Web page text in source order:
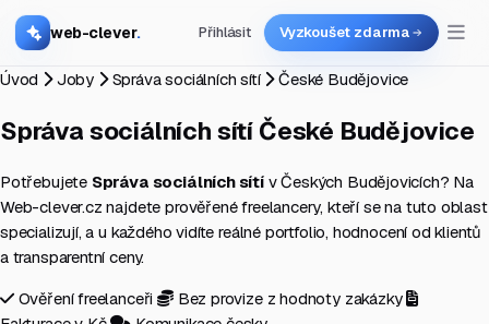
web-clever. Přihlásit Vyzkoušet zdarma
Úvod Joby Správa sociálních sítí České Budějovice
Správa sociálních sítí České Budějovice
Potřebujete Správa sociálních sítív Českých Budějovicích? Na
Web-clever.cz najdete prověřené freelancery, kteří se na tuto oblast
specializují, a u každého vidíte reálné portfolio, hodnocení od klientů
a transparentní ceny.
Ověření freelanceři
Bez provize z hodnoty zakázky